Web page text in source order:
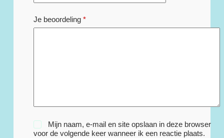
Je beoordeling *
Mijn naam, e-mail en site opslaan in deze browser
voor de volgende keer wanneer ik een reactie plaats.